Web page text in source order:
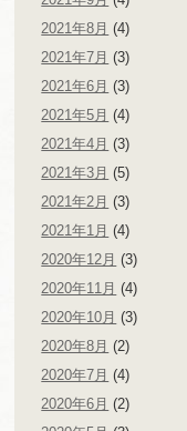
2021年8月 (4)
2021年7月 (3)
2021年6月 (3)
2021年5月 (4)
2021年4月 (3)
2021年3月 (5)
2021年2月 (3)
2021年1月 (4)
2020年12月 (3)
2020年11月 (4)
2020年10月 (3)
2020年8月 (2)
2020年7月 (4)
2020年6月 (2)